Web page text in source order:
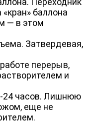
баллона
— в этом
Затвердевая,
перерыв,
и
24 часов. Лишнюю
еще не